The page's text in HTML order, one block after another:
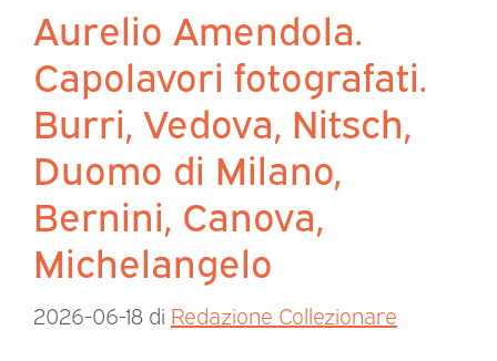
Aurelio Amendola.
Capolavori fotografati.
Burri, Vedova, Nitsch,
Duomo di Milano,
Bernini, Canova,
Michelangelo
2026-06-18 di Redazione Collezionare